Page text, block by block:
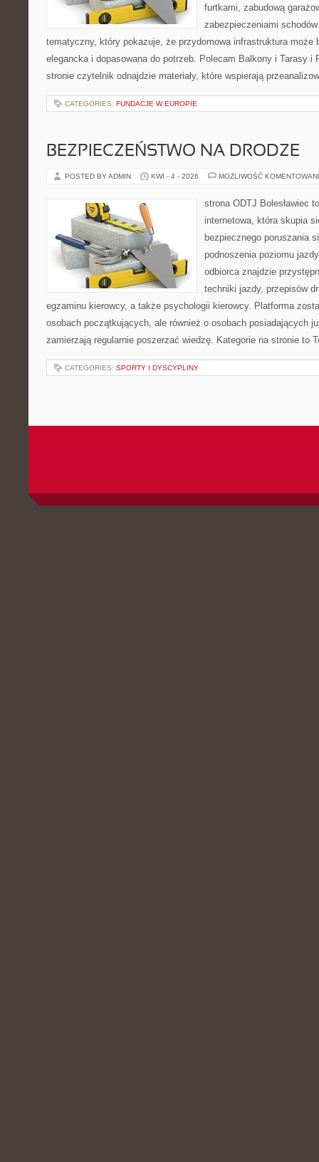
furtkami, zabudową
zabezpieczeniami
tematyczny, który pokazuje, że przydomowa infrastruktura może
elegancka i dopasowana do potrzeb. Polecam Balkony i Tarasy i
stronie czytelnik odnajdzie materiały, które wspierają
CATEGORIES: FUNDACJE W EUROPIE
BEZPIECZEŃSTWO NA DRODZE
POSTED BY ADMIN KWI - 4 - 2026 MOŻLIWOŚĆ
strona ODTJ Bolesławiec
internetowa, która skupia
bezpiecznego poruszania
podnoszenia poziomu
odbiorca znajdzie
techniki jazdy, przepisów
egzaminu kierowcy, a także psychologii kierowcy. Platforma
osobach początkujących, ale również o osobach posiadających
zamierzają regularnie poszerzać wiedzę. Kategorie na stronie to
CATEGORIES: SPORTY I DYSCYPLINY